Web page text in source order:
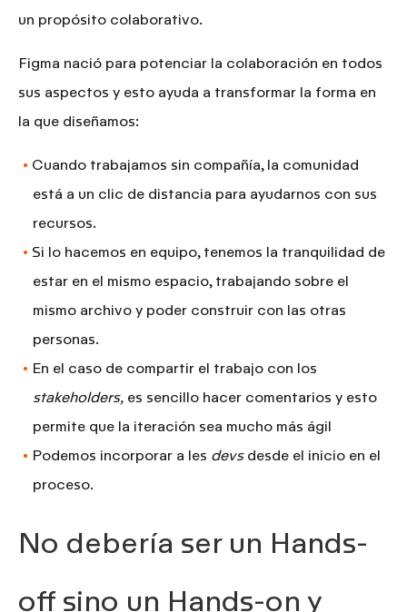
un propósito colaborativo.
Figma nació para potenciar la colaboración en todos
sus aspectos y esto ayuda a transformar la forma en
la que diseñamos:
Cuando trabajamos sin compañía, la comunidad
está a un clic de distancia para ayudarnos con sus
recursos.
Si lo hacemos en equipo, tenemos la tranquilidad de
estar en el mismo espacio, trabajando sobre el
mismo archivo y poder construir con las otras
personas.
En el caso de compartir el trabajo con los
stakeholders, es sencillo hacer comentarios y esto
permite que la iteración sea mucho más ágil
Podemos incorporar a les devsdesde el inicio en el
proceso.
No debería ser un Hands-
off sino un Hands-on y